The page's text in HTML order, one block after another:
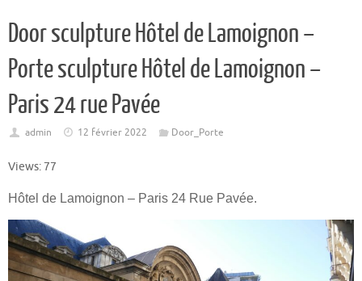
Door sculpture Hôtel de Lamoignon –
Porte sculpture Hôtel de Lamoignon –
Paris 24 rue Pavée
admin 12 février 2022 Door_Porte
Views: 77
Hôtel de Lamoignon – Paris 24 Rue Pavée.